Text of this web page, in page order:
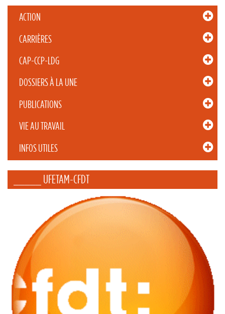
ACTION
CARRIÈRES
CAP-CCP-LDG
DOSSIERS À LA UNE
PUBLICATIONS
VIE AU TRAVAIL
INFOS UTILES
_____ UFETAM-CFDT